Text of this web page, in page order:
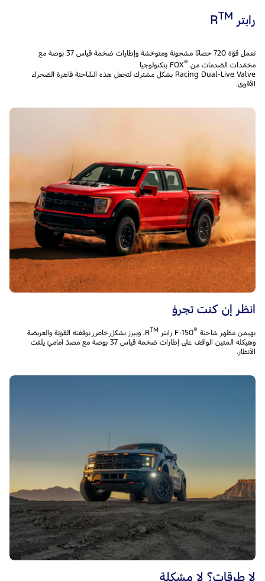
رابتر R TM
تعمل قوّة 720 حصانًا مشحونة ومتوحّشة وإطارات ضخمة قياس 37 بوصة مع
مخمّدات الصّدمات من ®FOX بتكنولوجيا
Racing Dual-Live Valve بشكل مشترك لتجعل هذه الشّاحنة قاهرة الصّحراء
الأقوى.
انظر إن كنت تجرؤ
يهيمن مظهر شاحنة F-150 ®
TM
، ويبرز بشكلٍ خاصٍ بوقفته القويّة والعريضة
وهيكله المتين الواقف على إطارات ضخمة قياس 37 بوصة مع مصدّ أماميّ يلفت
الأنظار.
لا طرقات؟ لا مشكلة